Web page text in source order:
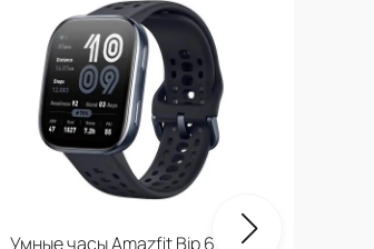
Умные часы Amazfit Bip 6 Soft